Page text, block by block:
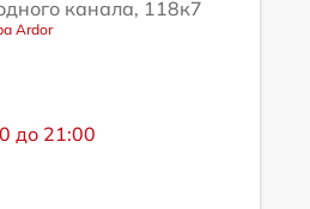
канала, 118к7
Ardor
до 21:00